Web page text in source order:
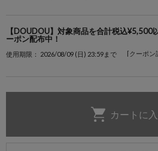
【DOUDOU】対象商品を合計税込¥5,500
ーポン配布中！
使用期限： 2026/08/09 (日) 23:59まで [クーポン